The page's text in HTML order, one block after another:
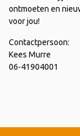
ontmoeten en
voor jou!
Contactpersoon:
Kees Murre
06-41904001